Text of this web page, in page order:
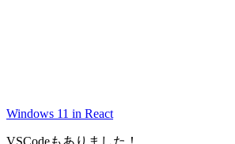
Windows 11 in React
VSCodeもありました！